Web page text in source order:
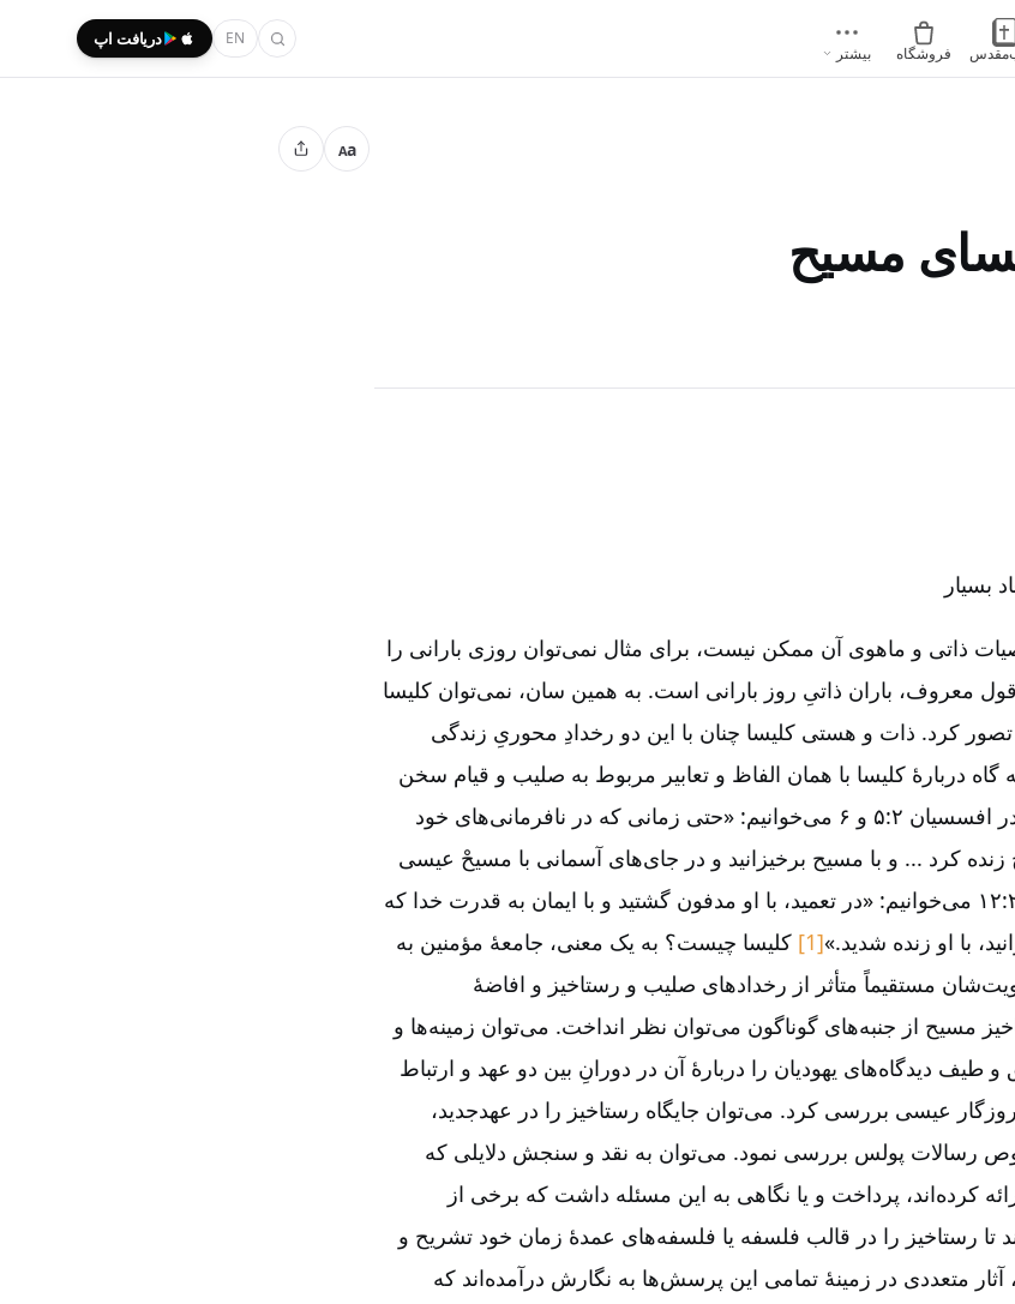
فروشگاه بیشتر
EN دریافت اپ
Aa
مسیح
بسیار
ذاتی و ماهوی آن ممکن نیست، برای مثال نمی‌‌توان روزی بارانی را
معروف، باران ذاتیِ روز بارانی است. به همین سان، نمی‌‌توان کلیسا
کرد. ذات و هستی کلیسا چنان با این دو رخدادِ محوریِ زندگی
دربارۀ کلیسا با همان الفاظ و تعابیر مربوط به صلیب و قیام سخن
گفته می‌‌شود، برای مثال در افسسیان ۲:‏۵ و ۶ می‌‌خوانیم: «حتی زمانی که در نافرمانی‌‌های خود
زنده کرد ... و با مسیح برخیزانید و در جای‌‌های آسمانی با مسیحْ عیسی
نشانید.» و یا در کولسیان ۲:‏۱۲ می‌‌خوانیم: «در تعمید، با او مدفون گشتید و با ایمان به قدرت خدا که
با او زنده شدید.»[1] کلیسا چیست؟ به یک معنی، جامعۀ مؤمنین به
مستقیماً متأثر از رخدادهای صلیب و رستاخیز و افاضۀ
مسیح از جنبه‌‌های گوناگون می‌‌توان نظر انداخت. می‌‌توان زمینه‌‌ها و
طیف دیدگاه‌‌های یهودیان را دربارۀ آن در دورانِ بین دو عهد و ارتباط
عیسی بررسی کرد. می‌‌توان جایگاه رستاخیز را در عهدجدید،
رسالات پولس بررسی نمود. می‌‌توان به نقد و سنجش دلایلی که
کرده‌‌اند، پرداخت و یا نگاهی به این مسئله داشت که برخی از
تا رستاخیز را در قالب فلسفه یا فلسفه‌‌های عمدۀ زمان خود تشریح و
آثار متعددی در زمینۀ تمامی این پرسش‌‌ها به نگارش درآمده‌‌اند که